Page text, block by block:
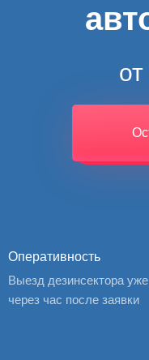
Оперативность
Выезд дезинсектора уже
через час после заявки